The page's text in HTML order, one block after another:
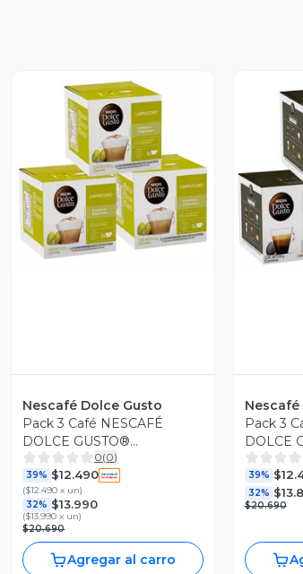
Vista Previa
Nescafé Dolce Gusto
Pack 3 Café NESCAFÉ
DOLCE GUSTO®
Cappuccino 10 Cápsulas
0(0)
39% $12.490
($12.490 x un)
32% $13.990
($13.990 x un)
$20.690
Agregar al carro
Nescafé
Pack 3
DOLCE
Intenso
39%
32%
$20.690